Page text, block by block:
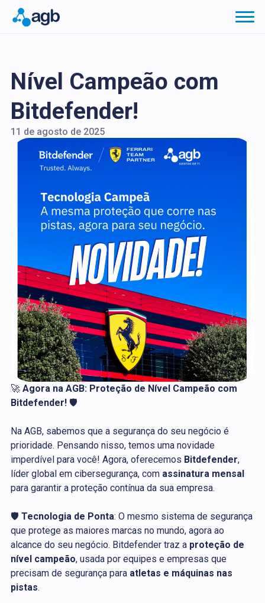
Nível Campeão com
Bitdefender!
11 de agosto de 2025
🚀 Agora na AGB: Proteção de Nível Campeão com
Bitdefender! 🛡️
Na AGB, sabemos que a segurança do seu negócio é
prioridade. Pensando nisso, temos uma novidade
imperdível para você! Agora, oferecemos Bitdefender,
líder global em cibersegurança, com assinatura mensal
para garantir a proteção contínua da sua empresa.
🛡️ Tecnologia de Ponta: O mesmo sistema de segurança
que protege as maiores marcas no mundo, agora ao
alcance do seu negócio. Bitdefender traz a proteção de
nível campeão, usada por equipes e empresas que
precisam de segurança para atletas e máquinas nas
pistas.